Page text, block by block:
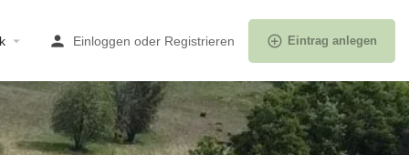
Einloggen oder Registrieren Eintrag anlegen